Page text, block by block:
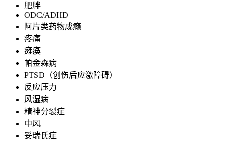
肥胖
ODC/ADHD
阿片类药物成瘾
疼痛
瘫痪
帕金森病
PTSD（创伤后应激障碍）
反应压力
风湿病
精神分裂症
中风
妥瑞氏症